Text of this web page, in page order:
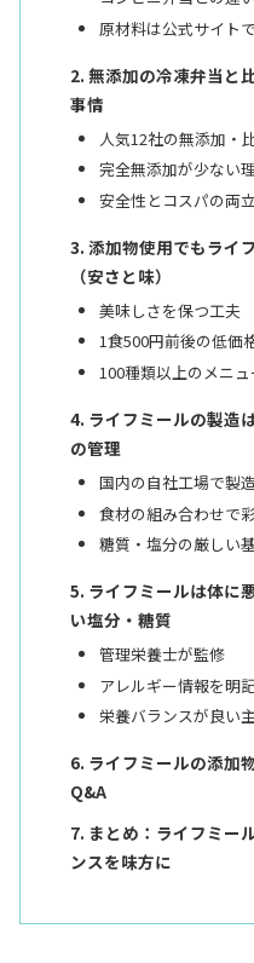
原材料は公式サイト
無添加の冷凍弁当と
事情
人気12社の無添加・
完全無添加が少ない
安全性とコスパの両
添加物使用でもライ
（安さと味）
美味しさを保つ工夫
1食500円前後の低価
100種類以上のメニュ
ライフミールの製造
の管理
国内の自社工場で製造
食材の組み合わせで
糖質・塩分の厳しい
ライフミールは体に
い塩分・糖質
管理栄養士が監修
アレルギー情報を明
栄養バランスが良い
ライフミールの添加
Q&A
まとめ：ライフミー
ンスを味方に